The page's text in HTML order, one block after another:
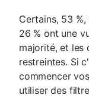
Certains, 53
26 % ont une
majorité, et les
restreintes. Si
commencer
utiliser des